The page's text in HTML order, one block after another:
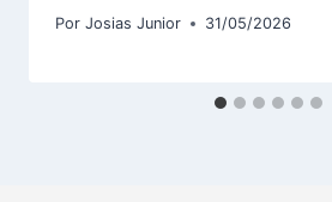
Por Josias Junior 31/05/2026